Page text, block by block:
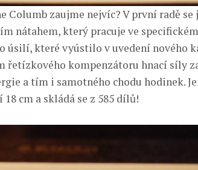
zaujme nejvíc? V první radě se
nátahem, který pracuje ve specifickém
úsilí, které vyústilo v uvedení nového
řetízkového kompenzátoru hnací síly
a tím i samotného chodu hodinek.
cm a skládá se z 585 dílů!